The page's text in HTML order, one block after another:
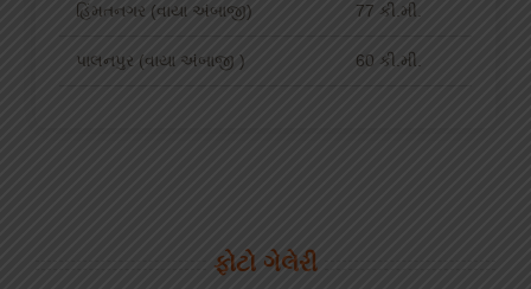
હિંમતનગર (વાયા અંબાજી) 77 કી.મી.
પાલનપુર (વાયા અંબાજી ) 60 કી.મી.
ફોટો ગેલેરી